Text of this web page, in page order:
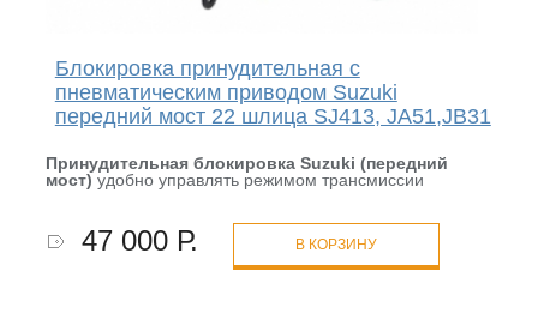
Блокировка принудительная с
пневматическим приводом Suzuki
передний мост 22 шлица SJ413, JA51,JB31
Принудительная блокировка Suzuki (передний
мост) удобно управлять режимом трансмиссии
47 000 Р. В КОРЗИНУ